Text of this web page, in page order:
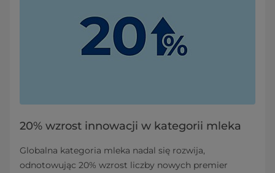
20% wzrost innowacji w kategorii mleka
Globalna kategoria mleka nadal się rozwija,
odnotowując 20% wzrost liczby nowych premier